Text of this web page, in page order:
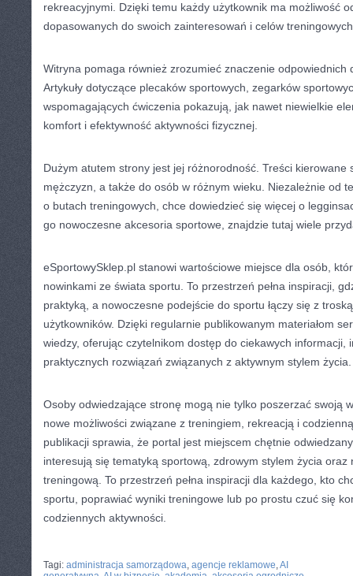
rekreacyjnymi. Dzięki temu każdy użytkownik ma możliwość
dopasowanych do swoich zainteresowań i celów
Witryna pomaga również zrozumieć znaczenie odpowiednich
Artykuły dotyczące plecaków sportowych, zegarków
wspomagających ćwiczenia pokazują, jak nawet niewielkie
komfort i efektywność aktywności fizycznej.
Dużym atutem strony jest jej różnorodność. Treści kierowane
mężczyzn, a także do osób w różnym wieku. Niezależnie od
o butach treningowych, chce dowiedzieć się więcej o
go nowoczesne akcesoria sportowe, znajdzie tutaj wiele
eSportowySklep.pl stanowi wartościowe miejsce dla osób,
nowinkami ze świata sportu. To przestrzeń pełna inspiracji,
praktyką, a nowoczesne podejście do sportu łączy się z
użytkowników. Dzięki regularnie publikowanym materiałom
wiedzy, oferując czytelnikom dostęp do ciekawych informacji,
praktycznych rozwiązań związanych z aktywnym stylem życia.
Osoby odwiedzające stronę mogą nie tylko poszerzać swoją
nowe możliwości związane z treningiem, rekreacją i
publikacji sprawia, że portal jest miejscem chętnie
interesują się tematyką sportową, zdrowym stylem życia oraz
treningową. To przestrzeń pełna inspiracji dla każdego, kto
sportu, poprawiać wyniki treningowe lub po prostu czuć się
codziennych aktywności.
Tagi: administracja samorządowa, agencje reklamowe,AI